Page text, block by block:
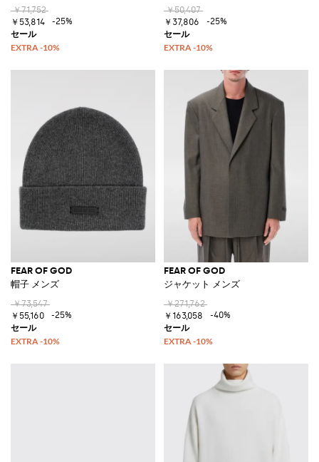
￥71,752
￥53,814
-25%
￥50,407
￥37,806
-25%
FEAR OF GOD
帽子 メンズ
￥73,547
￥55,160
-25%
FEAR OF GOD
ジャケット メンズ
￥271,762
￥163,058
-40%